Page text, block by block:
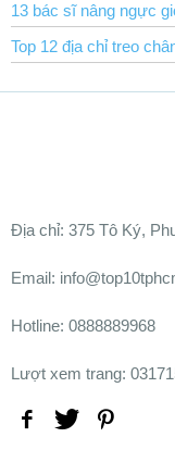
13 bác sĩ nâng ngực
Top 12 địa chỉ treo
Ðịa chỉ: 375 Tô Ký,
Email:
Hotline: 0888889968
Lượt xem trang: